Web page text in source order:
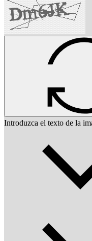
Introduzca el texto de la